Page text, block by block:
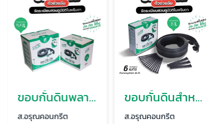
ขอบกั้นดินพลาสติก ราคาขายส่ง ขนาด11.5ซม
ส.อรุณคอนกรีต
ขอบกั้นดินสำหรับจัดสวน ยาว 6 เมตร สูง 5 ซม
ส.อรุณคอนกรีต